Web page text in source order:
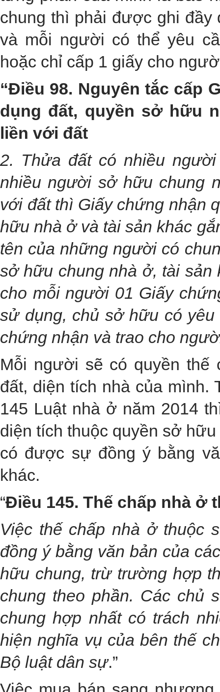
chung thì phải được ghi
và mỗi người có thể yêu
hoặc chỉ cấp 1 giấy cho
“Điều 98. Nguyên tắc cấp
dụng đất, quyền sở hữu
liền với đất
2. Thửa đất có nhiều
nhiều người sở hữu chung
với đất thì Giấy chứng nhận
hữu nhà ở và tài sản khác
tên của những người có
sở hữu chung nhà ở, tài sản
cho mỗi người 01 Giấy
sử dụng, chủ sở hữu có
chứng nhận và trao cho
Mỗi người sẽ có quyền thế
đất, diện tích nhà của mình.
145 Luật nhà ở năm 2014
diện tích thuộc quyền sở
có được sự đồng ý bằng
khác.
“Điều 145. Thế chấp nhà ở
Việc thế chấp nhà ở thuộc
đồng ý bằng văn bản của
hữu chung, trừ trường hợp
chung theo phần. Các chủ
chung hợp nhất có trách
hiện nghĩa vụ của bên thế
Bộ luật dân sự.”